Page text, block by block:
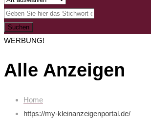
Suchen
WERBUNG!
Alle Anzeigen
Home
https://my-kleinanzeigenportal.de/